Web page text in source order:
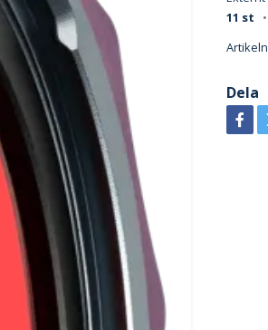
11 st
Dela